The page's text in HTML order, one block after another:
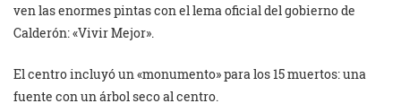
ven las enormes pintas con el lema oficial del gobierno de
Calderón: «Vivir Mejor».
El centro incluyó un «monumento» para los 15 muertos: una
fuente con un árbol seco al centro.